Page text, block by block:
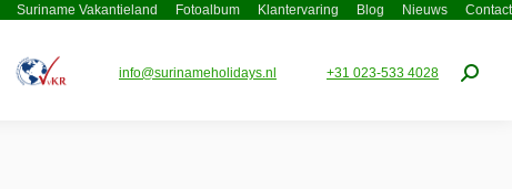
Suriname Vakantieland Fotoalbum Klantervaring Blog Nieuws Contact
info@surinameholidays.nl +31 023-533 4028